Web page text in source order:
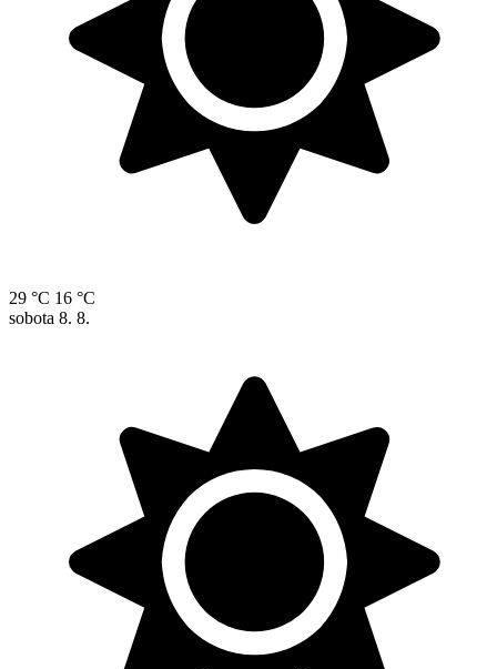
29 °C 16 °C
sobota 8. 8.